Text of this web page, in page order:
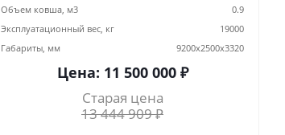
Объем ковша, м3
0.9
Эксплуатационный вес, кг
19000
Габариты, мм
9200х2500х3320
Цена: 11 500 000₽
Старая цена
13 444 909₽